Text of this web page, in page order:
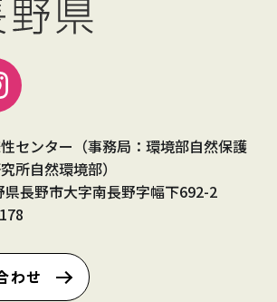
センター（事務局：環境部自然保護
所自然環境部）
県長野市大字南長野字幅下692-2
わせ